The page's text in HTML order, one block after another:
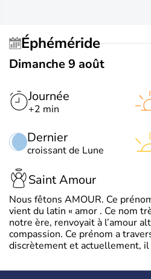
Éphéméride
Dimanche 9 août
Journée
+2 min
Dernier
croissant de Lune
Saint Amour
Nous fêtons AMOUR. Ce
vient du latin « amor . Ce nom
notre ère, renvoyait à l’amour
compassion. Ce prénom a
discrètement et actuellement,